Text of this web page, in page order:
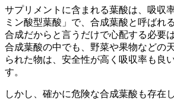
サプリメントに含まれる葉酸は、吸収
ミン酸型葉酸」で、合成葉酸と呼ばれ
合成だからと言うだけで心配する必要
合成葉酸の中でも、野菜や果物などの
られた物は、安全性が高く吸収率も良
す。
しかし、確かに危険な合成葉酸も存在し